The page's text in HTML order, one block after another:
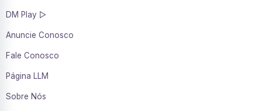
DM Play ▷
Anuncie Conosco
Fale Conosco
Página LLM
Sobre Nós